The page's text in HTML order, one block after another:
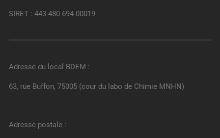
SIRET : 443 480 694 00019
Adresse du local BDEM :
63, rue Buffon, 75005 (cour du labo de Chimie MNHN)
Adresse postale :